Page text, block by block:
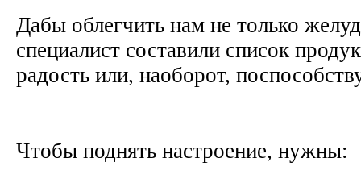
Дабы облегчить нам не только
специалист составили список
радость или, наоборот,
Чтобы поднять настроение, нужны: